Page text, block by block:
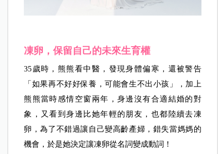
凍卵，保留自己的未來生育權
35歲時，熊熊看中醫，發現身體偏寒，還被警告
「如果再不好好保養，可能會生不出小孩」，加上
熊熊當時感情空窗兩年，身邊沒有合適結婚的對
象，又看到身邊比她年輕的朋友，也都陸續去凍
卵，為了不錯過讓自己變高齡產婦，錯失當媽媽的
機會，於是她決定讓凍卵從名詞變成動詞！